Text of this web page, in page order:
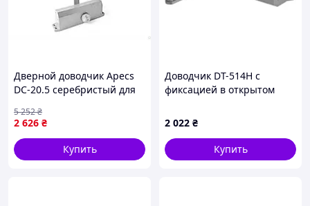
Дверной доводчик Apecs
DC-20.5 серебристый для
кг с функцией
самозакрытия
2 626 ₴
5 252₴
Купить
Доводчик DT-514H с
фиксацией в открытом
248x45x72, серебро
2 022 ₴
Купить